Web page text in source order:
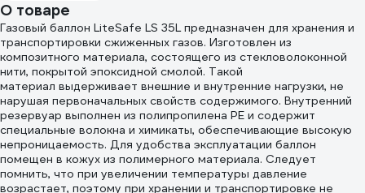
О товаре
Газовый баллон LiteSafe LS 35L предназначен для хранения и
транспортировки сжиженных газов. Изготовлен из
композитного материала, состоящего из стекловолоконной
нити, покрытой эпоксидной смолой. Такой
материал выдерживает внешние и внутренние нагрузки, не
нарушая первоначальных свойств содержимого. Внутренний
резервуар выполнен из полипропилена PE и содержит
специальные волокна и химикаты, обеспечивающие высокую
непроницаемость. Для удобства эксплуатации баллон
помещен в кожух из полимерного материала. Следует
помнить, что при увеличении температуры давление
возрастает, поэтому при хранении и транспортировке не